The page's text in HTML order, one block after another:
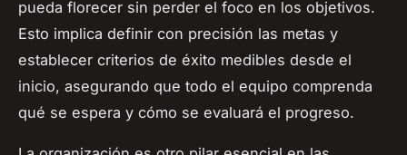
pueda florecer sin perder el foco en los objetivos.
Esto implica definir con precisión las metas y
establecer criterios de éxito medibles desde el
inicio, asegurando que todo el equipo comprenda
qué se espera y cómo se evaluará el progreso.